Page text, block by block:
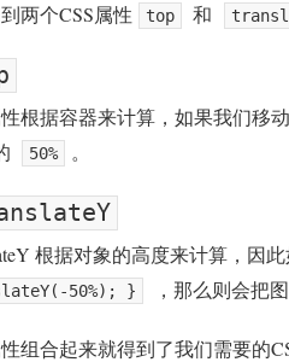
两个CSS属性 top 和
根据容器来计算，如果我们移
50% 。
根据对象的高度来计算，因
50%); }
，那么则会把
组合起来就得到了我们需要的